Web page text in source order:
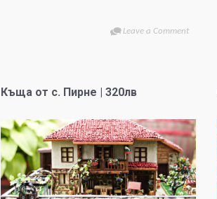
Leave a Comment
Къща от с. Пирне | 320лв